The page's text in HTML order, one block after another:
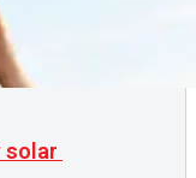
solar